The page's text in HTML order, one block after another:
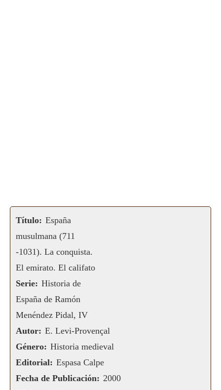
Título: España
musulmana (711
-1031). La conquista.
El emirato. El califato
Serie: Historia de
España de Ramón
Menéndez Pidal, IV
Autor: E. Levi-Provençal
Género: Historia medieval
Editorial: Espasa Calpe
Fecha de Publicación: 2000